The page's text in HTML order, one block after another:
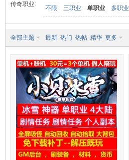
传奇职业:
不限 三职业 单职业 多职业
全部主题 最新 热门 热帖 精华 更多